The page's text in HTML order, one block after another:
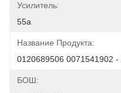
Усилитель:
55а
Название Продукта:
0120689506 0071541902
БОШ: